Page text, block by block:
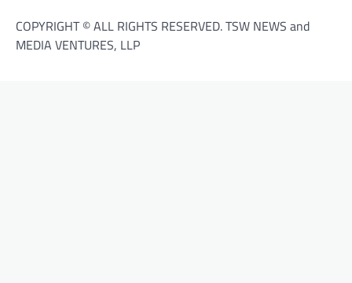
COPYRIGHT © ALL RIGHTS RESERVED. TSW NEWS and
MEDIA VENTURES, LLP